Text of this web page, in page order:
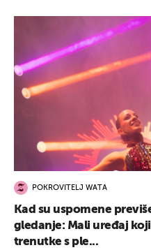
POKROVITELJ WATA
Kad su uspomene
gledanje: Mali uređaj
trenutke s ple...